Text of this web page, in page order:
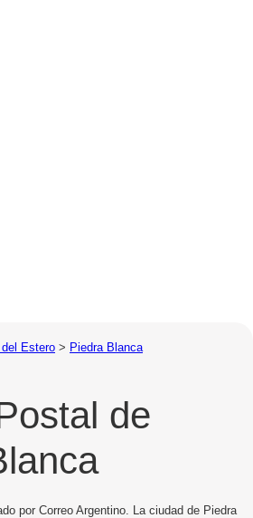
Estero > Piedra Blanca
de
por Correo Argentino. La ciudad de Piedra